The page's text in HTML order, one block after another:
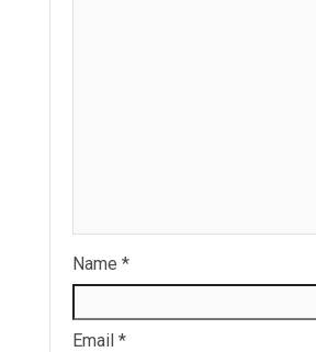
Name *
Email *